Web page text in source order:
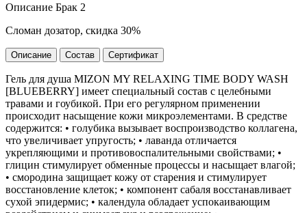
Описание Брак 2
Сломан дозатор, скидка 30%
Описание Состав Сертификат
Гель для душа MIZON MY RELAXING TIME BODY WASH
[BLUEBERRY] имеет специальный состав с целебными
травами и гоубикой. При его регулярном применении
происходит насыщение кожи микроэлементами. В средстве
содержится: • голубика вызывает воспроизводство коллагена,
что увеличивает упругость; • лаванда отличается
укрепляющими и противовоспалительными свойствами; •
глицин стимулирует обменные процессы и насыщает влагой;
• смородина защищает кожу от старения и стимулирует
восстановление клеток; • компонент сабаля восстанавливает
сухой эпидермис; • календула обладает успокаивающим